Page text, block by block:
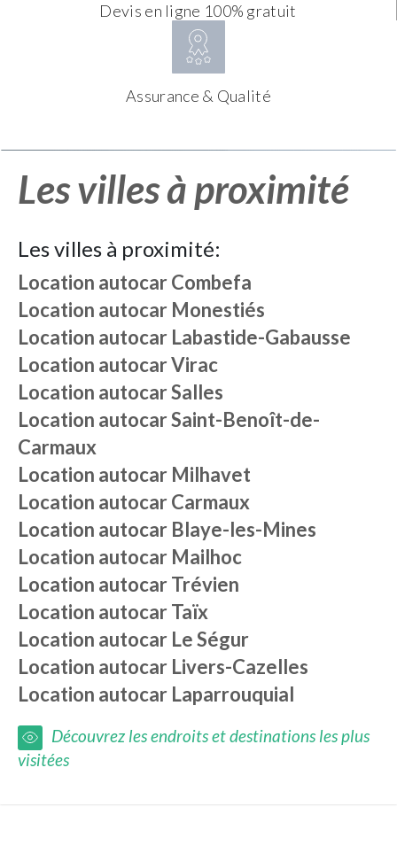
Devis en ligne 100% gratuit
Assurance & Qualité
Les villes à proximité
Les villes à proximité:
Location autocarCombefa
Location autocar Monestiés
Location autocar Labastide-Gabausse
Location autocarVirac
Location autocarSalles
Location autocarSaint-Benoît-de-
Carmaux
Location autocar Milhavet
Location autocarCarmaux
Location autocar Blaye-les-Mines
Location autocar Mailhoc
Location autocarTrévien
Location autocarTaïx
Location autocar Le Ségur
Location autocar Livers-Cazelles
Location autocar Laparrouquial
Découvrez les endroits et destinations les plus
visitées